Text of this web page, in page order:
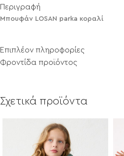
Περιγραφή
Μπουφάν LOSAN parka κοραλί
Επιπλέον πληροφορίες
Φροντίδα προϊόντος
Σχετικά προϊόντα